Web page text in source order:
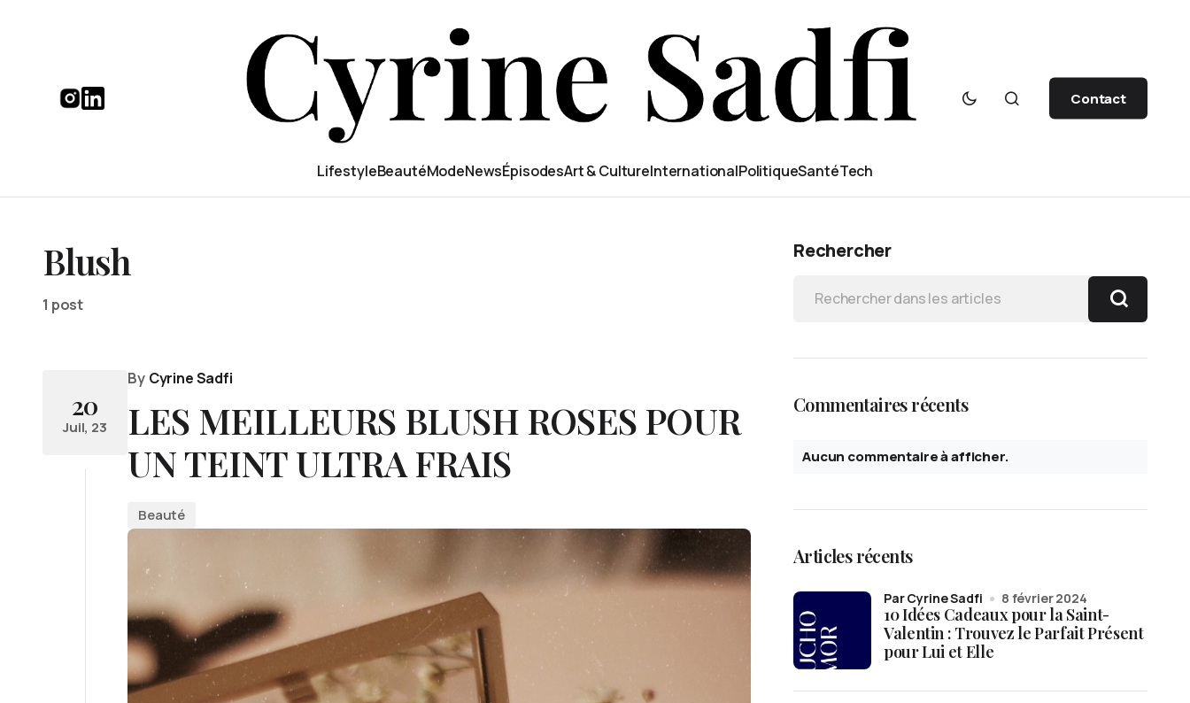
Contact
LifestyleBeautéModeNewsÉpisodesArt & CultureInternationalPolitiqueSantéTech
Blush
1 post
20
Juil, 23
By Cyrine Sadfi
LES MEILLEURS BLUSH ROSES POUR
UN TEINT ULTRA FRAIS
Beauté
Rechercher
Commentaires récents
Aucun commentaire à afficher.
Articles récents
10 Idées Cadeaux pour la Saint-
Valentin : Trouvez le Parfait Présent
pour Lui et Elle
par Cyrine Sadfi 8 février 2024